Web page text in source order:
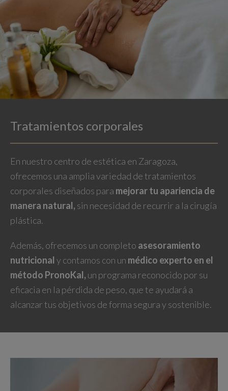
Tratamientos corporales
En nuestro centro de estética en Zaragoza,
ofrecemos una amplia variedad de tratamientos
corporales diseñados para mejorar tu apariencia de
manera natural, sin necesidad de recurrir a la cirugía
plástica.
Además, ofrecemos un completo asesoramiento
nutricional y contamos con un médico experto en el
método PronoKal, un programa reconocido por su
eficacia en la pérdida de peso, que te ayudará a
alcanzar tus objetivos de forma segura y sostenible.